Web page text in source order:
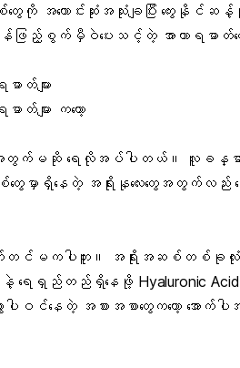
ကို အကောင်းဆုံးအသုံးချပြီး ကွေးနိုင်ဆ
န်ဖြည့်စွက်မှီဝဲပေးသင့်တဲ့ အာဟာရဓာတ်တွေအ
တ်များ
တ်များ ကတော့
တွက်မဆို ရေလိုအပ်ပါတယ်။ လူခန္ဓ
ေမှာရှိနေတဲ့ အရိုးနုလေးတွေအတွက်လည်း
င်မကပါဘူး။ အရိုးအဆစ်တစ်ခုလုံးအ
နဲ့ ရေရှည်တည်ရှိနေဖို့ Hyaluronic
ဝင်နေတဲ့ အစားအစာတွေကတော့ အောက်ပ